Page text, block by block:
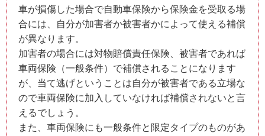
車が損傷した場合で自動車保険から保険金を受取る場
合には、自分が加害者か被害者かによって使える補償
が異なります。
加害者の場合には対物賠償責任保険、被害者であれば
車両保険（一般条件）で補償されることになります
が、当て逃げということは自分が被害者である立場な
ので車両保険に加入していなければ補償されないと言
えるでしょう。
また、車両保険にも一般条件と限定タイプのものがあ